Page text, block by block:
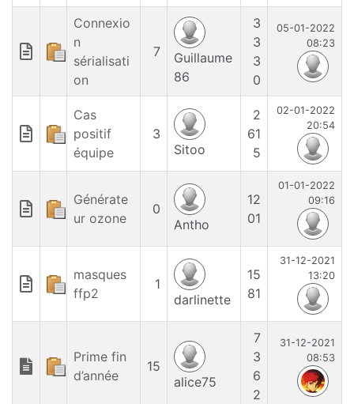
Connexio
n
sérialisati
on
7
Guillaume
86
3
3
3
0
05-01-2022
08:23
Cas
positif
équipe
3
Sitoo
2
61
5
02-01-2022
20:54
Générate
ur ozone
0
Antho
12
01
01-01-2022
09:16
masques
ffp2
1
darlinette
15
81
31-12-2021
13:20
Prime fin
d’année
15
alice75
7
3
6
2
31-12-2021
08:53